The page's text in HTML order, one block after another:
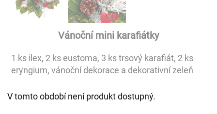
Vánoční mini karafiátky
1 ks ilex, 2 ks eustoma, 3 ks trsový karafiát, 2 ks
eryngium, vánoční dekorace a dekorativní zeleň
V tomto období není produkt dostupný.